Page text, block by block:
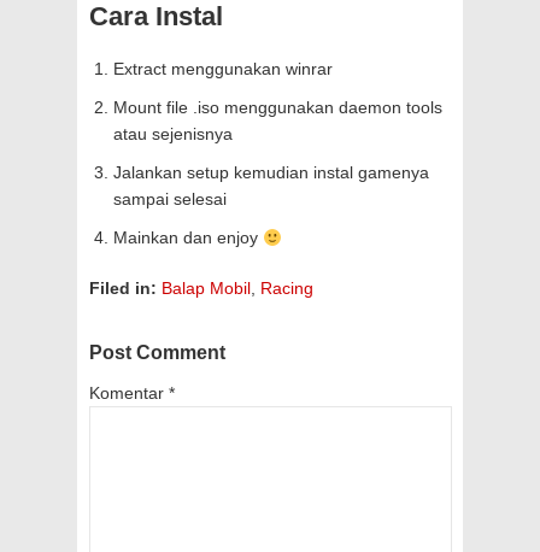
Cara Instal
Extract menggunakan winrar
Mount file .iso menggunakan daemon tools
atau sejenisnya
Jalankan setup kemudian instal gamenya
sampai selesai
Mainkan dan enjoy
Filed in: Balap Mobil, Racing
Post Comment
Komentar *